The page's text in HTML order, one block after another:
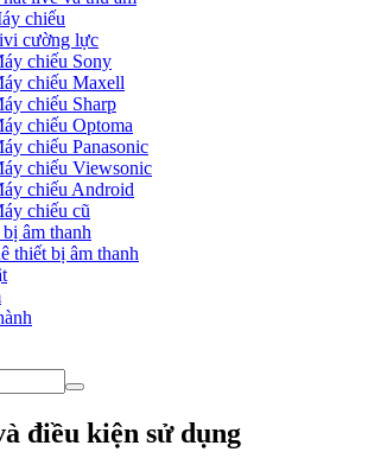
chiếu
cường lực
chiếu Sony
chiếu Maxell
chiếu Sharp
chiếu Optoma
chiếu Panasonic
chiếu Viewsonic
chiếu Android
chiếu cũ
âm thanh
thiết bị âm thanh
điều kiện sử dụng